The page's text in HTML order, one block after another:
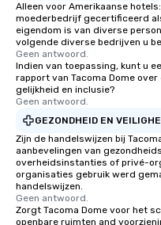
Alleen voor Amerikaanse
moederbedrijf gecertificeerd
eigendom is van diverse
volgende diverse bedrijven u
Geen antwoord.
Indien van toepassing, kunt u
rapport van Tacoma Dome
gelijkheid en inclusie?
Geen antwoord.
GEZONDHEID EN
Zijn de handelswijzen bij
aanbevelingen van
overheidsinstanties of privé-
organisaties gebruik werd
handelswijzen.
Geen antwoord.
Zorgt Tacoma Dome voor het
openbare ruimten and